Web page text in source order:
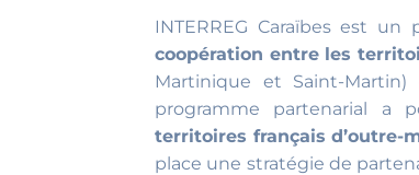
INTERREG Caraïbes est
coopération entre les
Martinique et Saint-
programme partenarial a
territoires français d’outre-
place une stratégie de